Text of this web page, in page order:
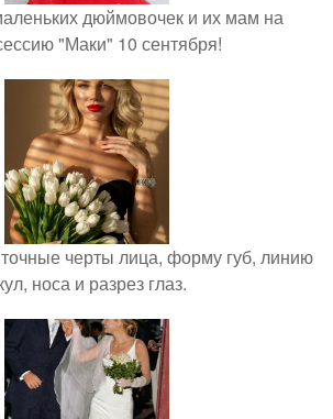
дюймовочек и их мам на
"Маки" 10 сентября!
черты лица, форму губ, линию
носа и разрез глаз.